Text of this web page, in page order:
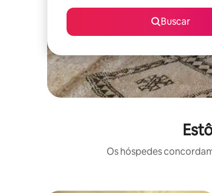
Buscar
Os hóspedes